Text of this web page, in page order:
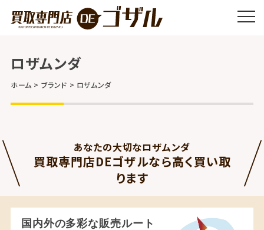
ロザムンダ
ホーム ブランド ロザムンダ
あなたの大切なロザムンダ
買取専門店DEゴザルなら高く買い取
ります
国内外の多彩な販売ルート